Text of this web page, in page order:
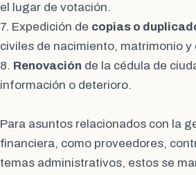
el lugar de votación.
7. Expedición de copias o
civiles de nacimiento, matrimonio y
8. Renovación de la cédula de
información o deterioro.
Para asuntos relacionados con la
financiera, como proveedores,
temas administrativos, estos se